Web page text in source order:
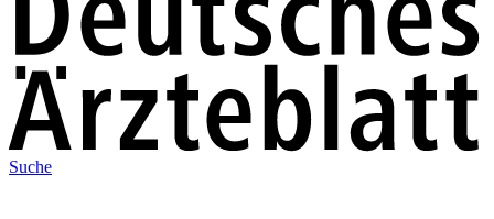
Suche